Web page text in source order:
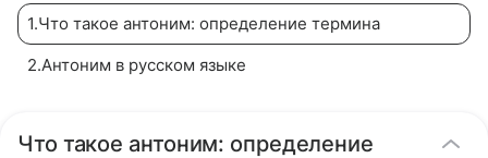
1.Что такое антоним: определение термина
2.Антоним в русском языке
Что такое антоним: определение